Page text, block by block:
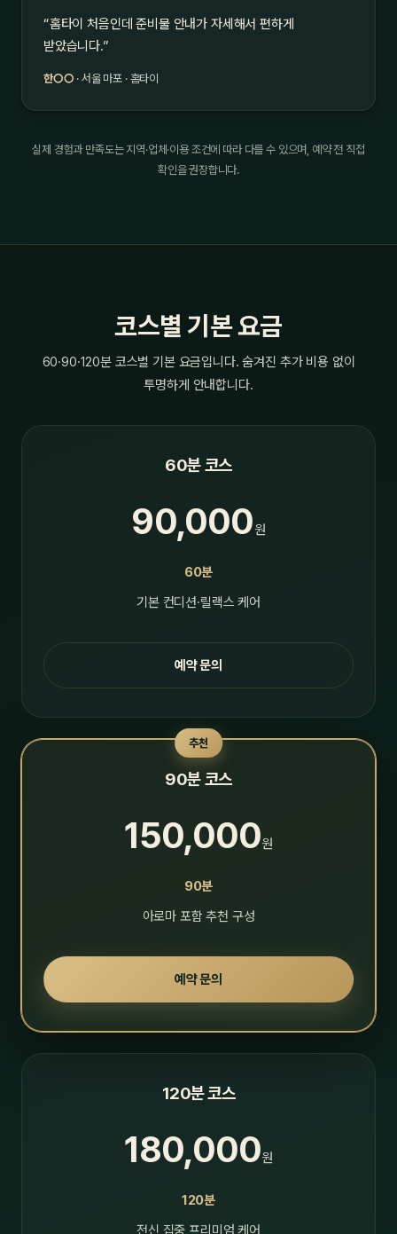
“홈타이 처음인데 준비물 안내가 자세해서 편하게
받았습니다.”
한○○ · 서울 마포 · 홈타이
실제 경험과 만족도는 지역·업체·이용 조건에 따라 다를 수 있으며, 예약 전 직접
확인을 권장합니다.
코스별 기본 요금
60·90·120분 코스별 기본 요금입니다. 숨겨진 추가 비용 없이
투명하게 안내합니다.
60분 코스
90,000원
60분
기본 컨디션·릴랙스 케어
예약 문의
추천
90분 코스
150,000원
90분
아로마 포함 추천 구성
예약 문의
120분 코스
180,000원
120분
전신 집중 프리미엄 케어